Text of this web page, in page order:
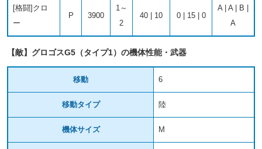
[格闘]クロ
ー
P 3900
1～
2
40 | 10 0 | 15 | 0
A | A | B |
A
【敵】グロゴスG5（タイプ1）の機体性能・武器
移動 6
移動タイプ 陸
機体サイズ M